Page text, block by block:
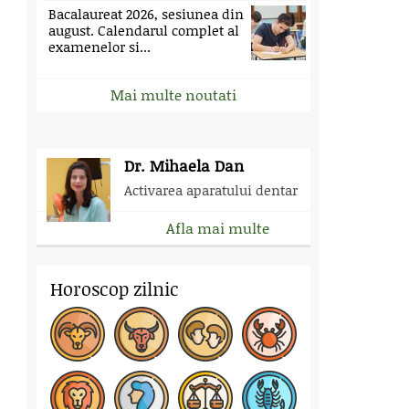
Bacalaureat 2026, sesiunea din
august. Calendarul complet al
examenelor si...
Mai multe noutati
Dr. Mihaela Dan
Activarea aparatului dentar
Afla mai multe
Horoscop zilnic